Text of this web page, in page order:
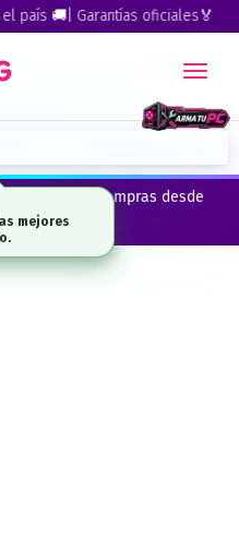
🚚| Garantías oficiales🏅
·La Plata en compras desde
mejores